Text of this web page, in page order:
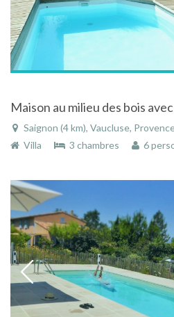
Saignon (4 km), Vaucluse,
Villa
3 chambres 6